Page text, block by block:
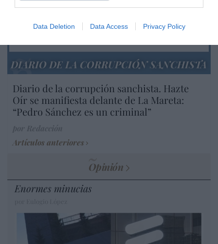
Data Deletion Data Access Privacy Policy
cristiano"
por Hispanidad
DIARIO DE LA CORRUPCIÓN SANCHISTA
Diario de la corrupción sanchista. Hazte
Oír se manifiesta delante de La Mareta:
“Pedro Sánchez es un criminal”
Artículos anteriores
Opinión
Enormes minucias